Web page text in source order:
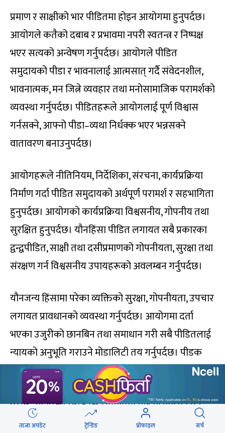
प्रमाण र साक्षीको भार पीडितमा होइन आयोगमा हुनुपर्दछ।
आयोगले कतैको दबाब र प्रभावमा नपरी स्वतन्त्र र निष्पक्ष
भएर सत्यको अन्वेषण गर्नुपर्दछ। आयोगले पीडित
समुदायको पीडा र भावनालाई आत्मसात् गर्दै संवेदनशील,
भावनात्मक, मन जित्ने व्यवहार तथा मनोसामाजिक परामर्शको
व्यवस्था गर्नुपर्दछ। पीडितहरूले आयोगलाई पूर्ण विश्वास
गर्नसक्ने, आफ्नो पीडा–व्यथा निर्धक्क भएर भन्नसक्ने
वातावरण बनाउनुपर्दछ।
आयोगहरूले नीतिनियम, निर्देशिका, संरचना, कार्यप्रक्रिया
निर्माण गर्दा पीडित समुदायको अर्थपूर्ण परामर्श र सहभागिता
हुनुपर्दछ। आयोगको कार्यप्रक्रिया विश्वसनीय, गोपनीय तथा
सुरक्षित हुनुपर्दछ। यौनहिंसा पीडित लगायत सबै प्रकारका
द्वन्द्वपीडित, साक्षी तथा दसीप्रमाणको गोपनीयता, सुरक्षा तथा
संरक्षण गर्न विश्वसनीय उपायहरूको अवलम्बन गर्नुपर्दछ।
यौनजन्य हिंसामा परेका व्यक्तिको सुरक्षा, गोपनीयता, उपचार
लगायत प्रावधानको व्यवस्था गर्नुपर्दछ। आयोगमा दर्ता
भएका उजुरीको छानबिन तथा समाधान गरी सबै पीडितलाई
न्यायको अनुभूति गराउने मोडालिटी तय गर्नुपर्दछ। पीडक
शक्तिशाली छन्, सत्ताको नजिक छन्, पीडित त्रसित छन्।
तसर्थ, पीडितको स्वेच्छिक सहमतिमा मात्र मेलमिलाप हुने
सहज वातावरण र प्रक्रियाको सुनिश्चित गर्नुपर्दछ। आयोग
ताजा अपडेट ट्रेन्डिङ प्रोफाइल सर्च